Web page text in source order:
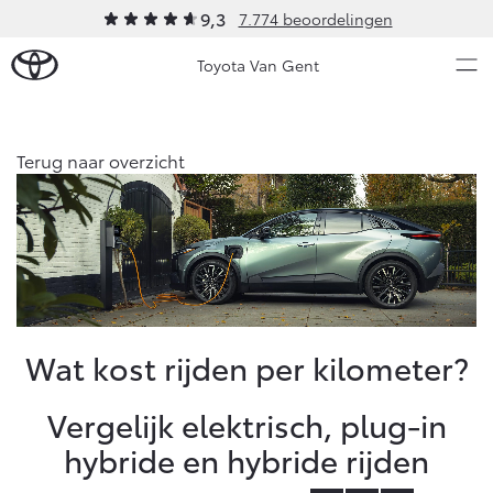
9,3 7.774 beoordelingen
Toyota Van Gent
Ons bedrijf
Ons bedrijf
Geschiedenis
Sponsoring
Contact en Route
Klantbeoordelingen
Modellen
Aygo X
HYBRIDE
Vanaf € 23.750,-
Yaris
HYBRIDE
Vanaf € 27.195,-
Occasions
Diensten
Terug naar overzicht
Wat kost rijden per kilometer?
Vergelijk elektrisch, plug-in
hybride en hybride rijden